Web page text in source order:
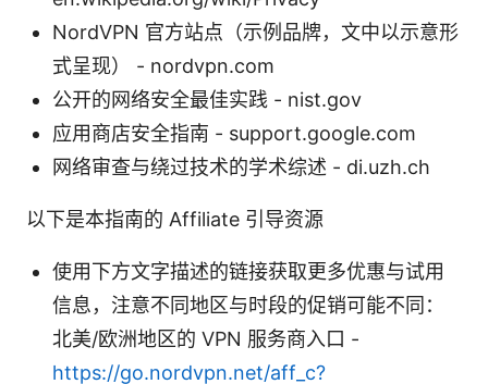
NordVPN 官方站点（示例品牌，文中以示意形
式呈现） - nordvpn.com
公开的网络安全最佳实践 - nist.gov
应用商店安全指南 - support.google.com
网络审查与绕过技术的学术综述 - di.uzh.ch
以下是本指南的 Affiliate 引导资源
使用下方文字描述的链接获取更多优惠与试用
信息，注意不同地区与时段的促销可能不同：
北美/欧洲地区的 VPN 服务商入口 -
https://go.nordvpn.net/aff_c?